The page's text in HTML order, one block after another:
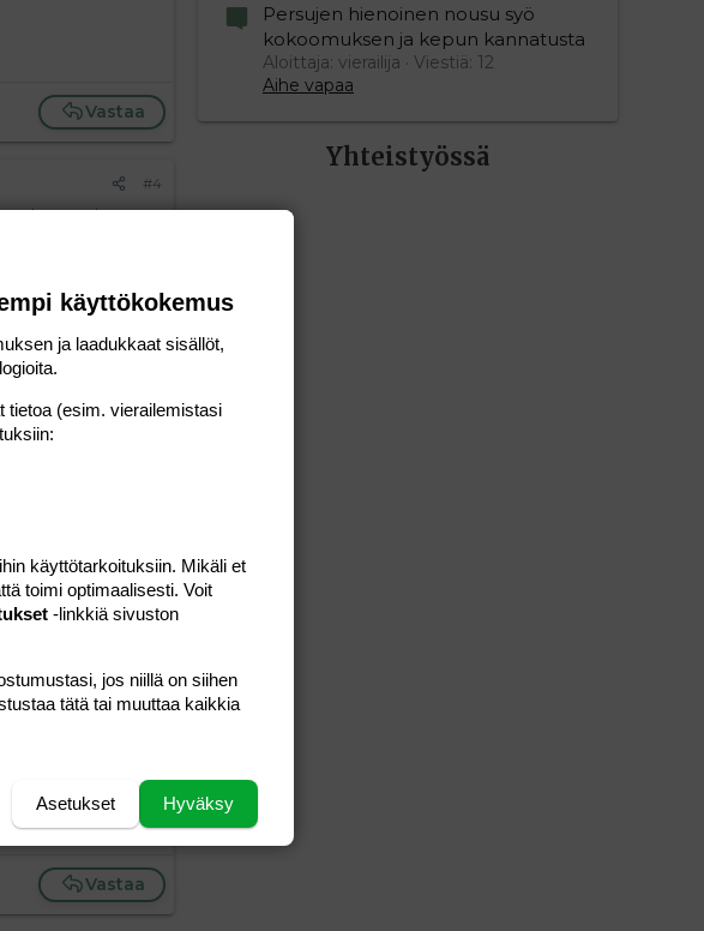
Vastaa
#4
toinen mies
mieheltä,ite
Vastaa
#5
se mies sitä
asteista
"henkiseksi
edes mitään
linssissä,
kotona, mutta
on ollu mulla
Vastaa
Persujen hienoinen nousu syö
kokoomuksen ja kepun kannatusta
Aloittaja: vierailija
Viestiä: 12
Aihe vapaa
Yhteistyössä
käyttökokemus
ja laadukkaat sisällöt,
tietoa (esim. vierailemis­tasi
käyttötarkoituksiin. Mikäli et
toimi optimaalisesti. Voit
-linkkiä sivuston
jos niillä on siihen
tätä tai muuttaa kaikkia
Hyväksy
Asetukset